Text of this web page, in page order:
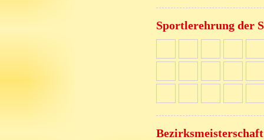
Sportlerehrung der